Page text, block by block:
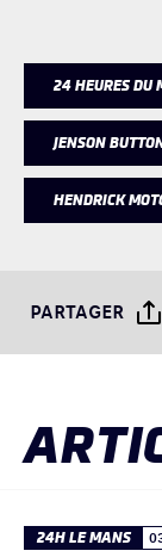
24 HEURES DU
JENSON
HENDRICK
PARTAGER
24H LE MANS